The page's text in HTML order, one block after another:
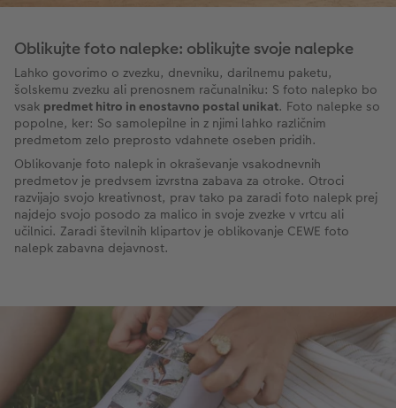
Oblikujte foto nalepke: oblikujte svoje nalepke
Lahko govorimo o zvezku, dnevniku, darilnemu paketu,
šolskemu zvezku ali prenosnem računalniku: S foto nalepko bo
vsak predmet hitro in enostavno postal unikat. Foto nalepke so
popolne, ker: So samolepilne in z njimi lahko različnim
predmetom zelo preprosto vdahnete oseben pridih.
Oblikovanje foto nalepk in okraševanje vsakodnevnih
predmetov je predvsem izvrstna zabava za otroke. Otroci
razvijajo svojo kreativnost, prav tako pa zaradi foto nalepk prej
najdejo svojo posodo za malico in svoje zvezke v vrtcu ali
učilnici. Zaradi številnih klipartov je oblikovanje CEWE foto
nalepk zabavna dejavnost.